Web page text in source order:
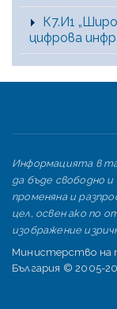
К7.И1
цифрова
Информацията в
да бъде свободно и
променяна и
цел, освен ако по
изображение
Министерство на
България © 2005-